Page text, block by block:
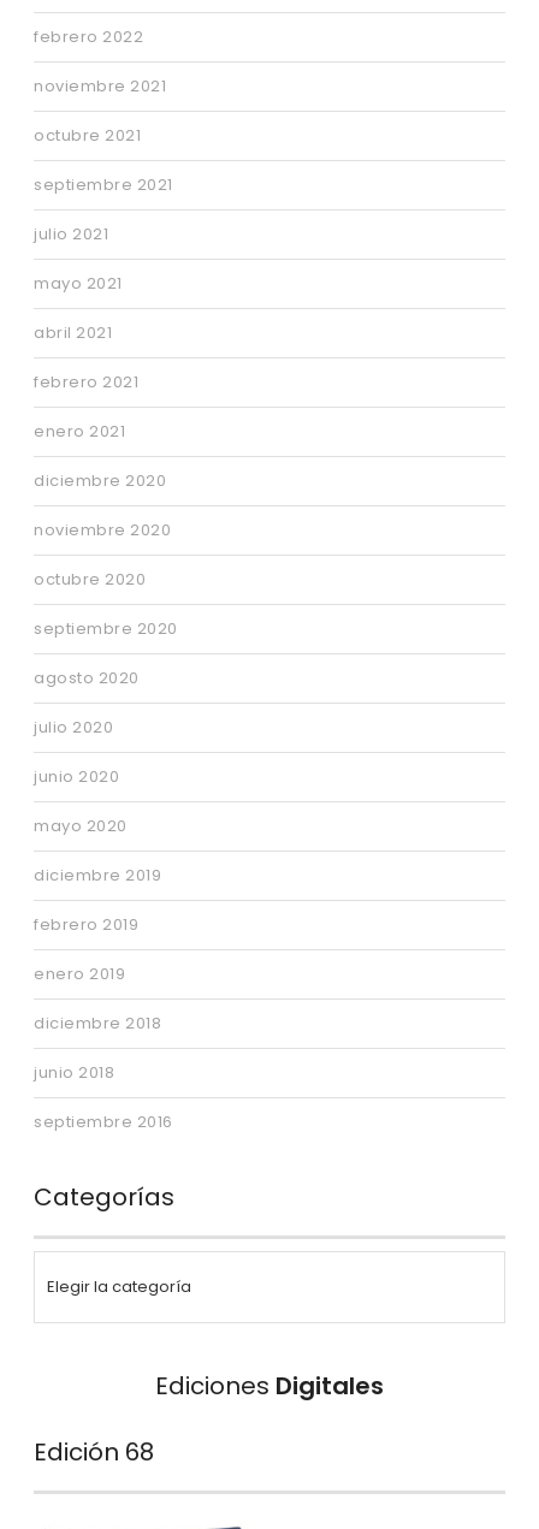
febrero 2022
noviembre 2021
octubre 2021
septiembre 2021
julio 2021
mayo 2021
abril 2021
febrero 2021
enero 2021
diciembre 2020
noviembre 2020
octubre 2020
septiembre 2020
agosto 2020
julio 2020
junio 2020
mayo 2020
diciembre 2019
febrero 2019
enero 2019
diciembre 2018
junio 2018
septiembre 2016
Categorías
Ediciones Digitales
Edición 68